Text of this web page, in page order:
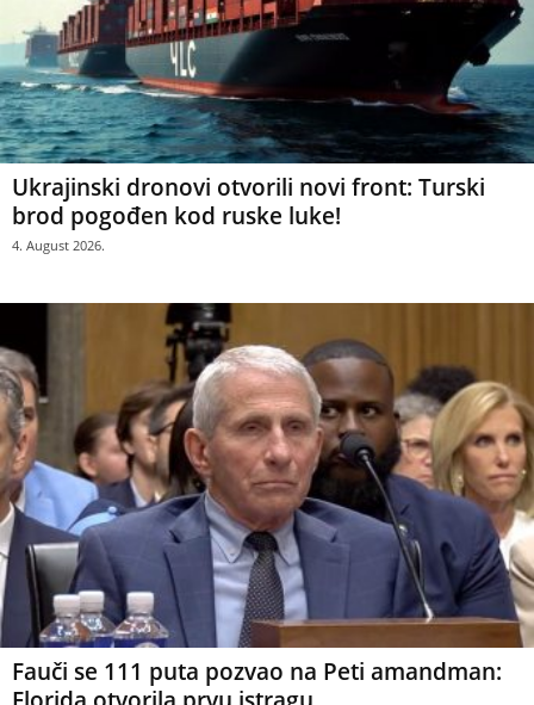
Ukrajinski dronovi otvorili novi front: Turski
brod pogođen kod ruske luke!
4. August 2026.
Fauči se 111 puta pozvao na Peti amandman: